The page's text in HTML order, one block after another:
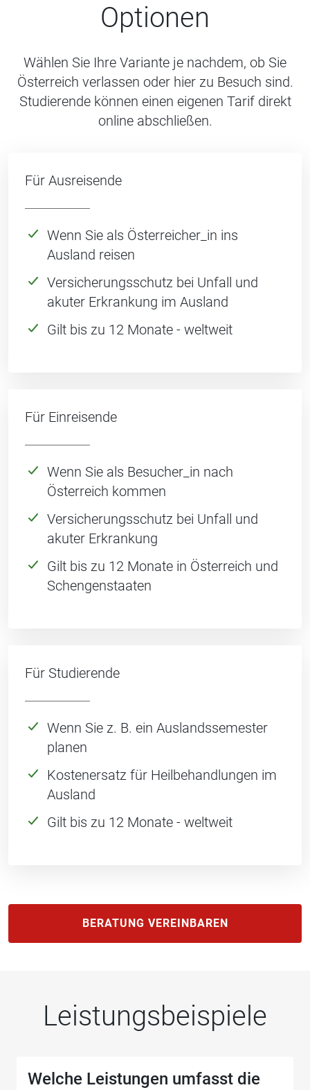
Optionen
Wählen Sie Ihre Variante je nachdem, ob Sie
Österreich verlassen oder hier zu Besuch sind.
Studierende können einen eigenen Tarif direkt
online abschließen.
Für Ausreisende
Wenn Sie als Österreicher_in ins
Ausland reisen
Versicherungsschutz bei Unfall und
akuter Erkrankung im Ausland
Gilt bis zu 12 Monate - weltweit
Für Einreisende
Wenn Sie als Besucher_in nach
Österreich kommen
Versicherungsschutz bei Unfall und
akuter Erkrankung
Gilt bis zu 12 Monate in Österreich und
Schengenstaaten
Für Studierende
Wenn Sie z. B. ein Auslandssemester
planen
Kostenersatz für Heilbehandlungen im
Ausland
Gilt bis zu 12 Monate - weltweit
BERATUNG VEREINBAREN
Leistungsbeispiele
Welche Leistungen umfasst die